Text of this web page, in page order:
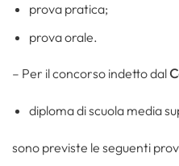
prova pratica;
prova orale.
– Per il concorso indetto dal
diploma di scuola media
sono previste le seguenti